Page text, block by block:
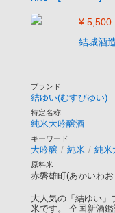
¥ 5,500
結城酒
ブランド
結ゆい(むすびゆい)
特定名称
純米大吟醸酒
キーワード
大吟醸 / 純米 / 純米
原料米
赤磐雄町(あかいわ
大人気の「結ゆい」
米です。 全国新酒